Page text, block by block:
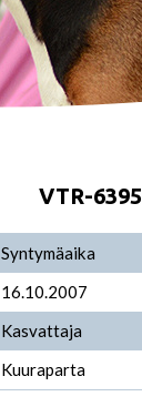
VTR-6395
Syntymäaika
16.10.2007
Kasvattaja
Kuuraparta